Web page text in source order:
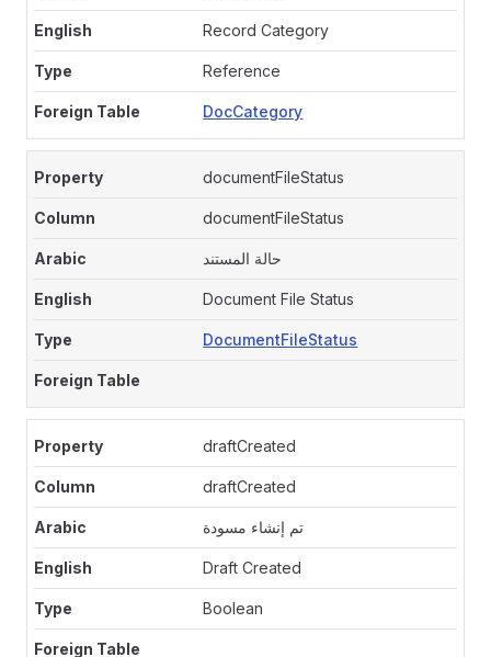
Record Category
Reference
DocCategory
documentFileStatus
documentFileStatus
حالة المستند
Document File Status
DocumentFileStatus
draftCreated
draftCreated
تم إنشاء مسودة
Draft Created
Boolean